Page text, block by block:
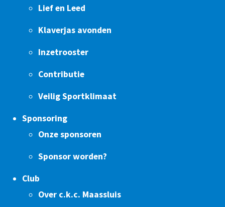
Lief en Leed
Klaverjas avonden
Inzetrooster
Contributie
Veilig Sportklimaat
Sponsoring
Onze sponsoren
Sponsor worden?
Club
Over c.k.c. Maassluis